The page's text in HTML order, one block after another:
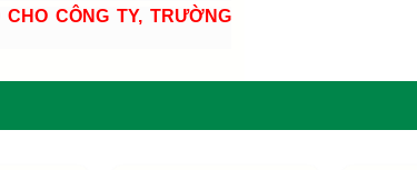
CÔNG TY, TRƯỜNG